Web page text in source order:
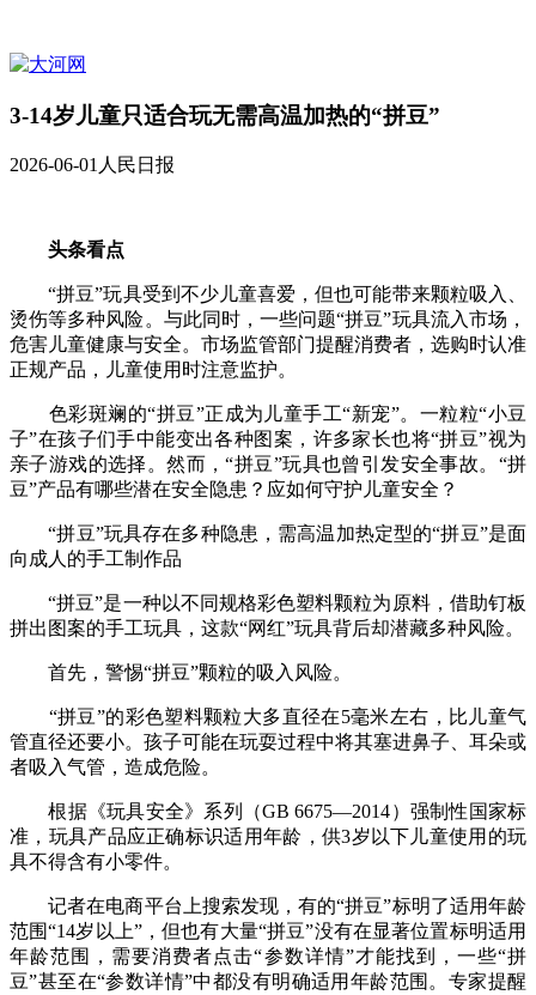
3-14岁儿童只适合玩无需高温加热的“拼豆”
2026-06-01人民日报
头条看点
“拼豆”玩具受到不少儿童喜爱，但也可能带来颗粒吸入、
烫伤等多种风险。与此同时，一些问题“拼豆”玩具流入市场，
危害儿童健康与安全。市场监管部门提醒消费者，选购时认准
正规产品，儿童使用时注意监护。
色彩斑斓的“拼豆”正成为儿童手工“新宠”。一粒粒“小豆
子”在孩子们手中能变出各种图案，许多家长也将“拼豆”视为
亲子游戏的选择。然而，“拼豆”玩具也曾引发安全事故。“拼
豆”产品有哪些潜在安全隐患？应如何守护儿童安全？
“拼豆”玩具存在多种隐患，需高温加热定型的“拼豆”是面
向成人的手工制作品
“拼豆”是一种以不同规格彩色塑料颗粒为原料，借助钉板
拼出图案的手工玩具，这款“网红”玩具背后却潜藏多种风险。
首先，警惕“拼豆”颗粒的吸入风险。
“拼豆”的彩色塑料颗粒大多直径在5毫米左右，比儿童气
管直径还要小。孩子可能在玩耍过程中将其塞进鼻子、耳朵或
者吸入气管，造成危险。
根据《玩具安全》系列（GB 6675—2014）强制性国家标
准，玩具产品应正确标识适用年龄，供3岁以下儿童使用的玩
具不得含有小零件。
记者在电商平台上搜索发现，有的“拼豆”标明了适用年龄
范围“14岁以上”，但也有大量“拼豆”没有在显著位置标明适用
年龄范围，需要消费者点击“参数详情”才能找到，一些“拼
豆”甚至在“参数详情”中都没有明确适用年龄范围。专家提醒